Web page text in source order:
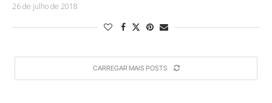
26 de julho de 2018
CARREGAR MAIS POSTS